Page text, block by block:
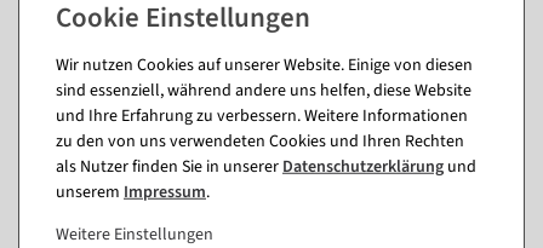
Chrome-Ständer für
Schuh-Präsenter 40 x 40 x
100 cm
Sofort versandfähig.
296,31 €
70,21 €
59,00 EUR zzgl. ges. MwSt.
Holz-Minisäulen Set Natur
35,64 €
29,95 EUR zzgl. ges. MwSt.
Wir nutzen Cookies auf unserer Website. Einige von diesen
sind essenziell, während andere uns helfen, diese Website
und Ihre Erfahrung zu verbessern. Weitere Informationen
zu den von uns verwendeten Cookies und Ihren Rechten
als Nutzer finden Sie in unsererDaten­schutz­erklärung und
unserem Impressum.
Weitere Einstellungen